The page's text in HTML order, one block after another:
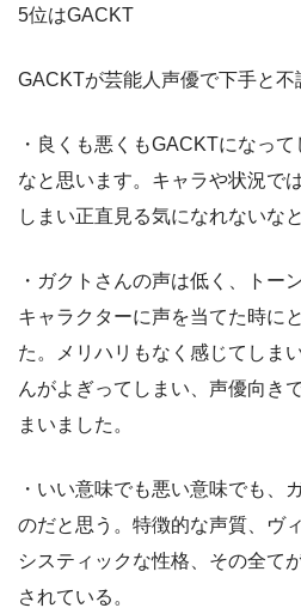
5位はGACKT
GACKTが芸能人声優で下手と不
・良くも悪くもGACKTになっ
なと思います。キャラや状況で
しまい正直見る気になれないな
・ガクトさんの声は低く、トー
キャラクターに声を当てた時に
た。メリハリもなく感じてしま
んがよぎってしまい、声優向き
まいました。
・いい意味でも悪い意味でも、
のだと思う。特徴的な声質、ヴ
システィックな性格、その全て
されている。